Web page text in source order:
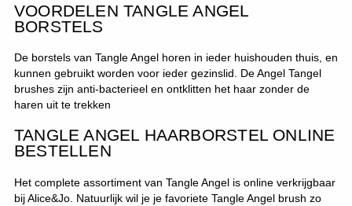
VOORDELEN TANGLE ANGEL
BORSTELS
De borstels van Tangle Angel horen in ieder huishouden thuis, en
kunnen gebruikt worden voor ieder gezinslid. De Angel Tangel
brushes zijn anti-bacterieel en ontklitten het haar zonder de
haren uit te trekken
TANGLE ANGEL HAARBORSTEL ONLINE
BESTELLEN
Het complete assortiment van Tangle Angel is online verkrijgbaar
bij Alice&Jo. Natuurlijk wil je je favoriete Tangle Angel brush zo